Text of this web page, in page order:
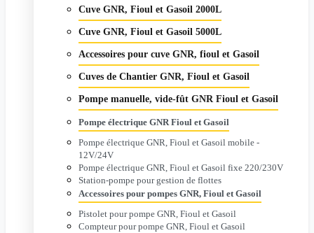
Cuve GNR, Fioul et Gasoil 2000L
Cuve GNR, Fioul et Gasoil 5000L
Accessoires pour cuve GNR, fioul et Gasoil
Cuves de Chantier GNR, Fioul et Gasoil
Pompe manuelle, vide-fût GNR Fioul et Gasoil
Pompe électrique GNR Fioul et Gasoil
Pompe électrique GNR, Fioul et Gasoil mobile -
12V/24V
Pompe électrique GNR, Fioul et Gasoil fixe 220/230V
Station-pompe pour gestion de flottes
Accessoires pour pompes GNR, Fioul et Gasoil
Pistolet pour pompe GNR, Fioul et Gasoil
Compteur pour pompe GNR, Fioul et Gasoil